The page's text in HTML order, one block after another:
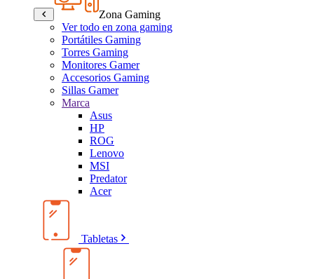
Zona Gaming
Ver todo en zona gaming
Portátiles Gaming
Torres Gaming
Monitores Gamer
Accesorios Gaming
Sillas Gamer
Marca
Asus
HP
ROG
Lenovo
MSI
Predator
Acer
Tabletas